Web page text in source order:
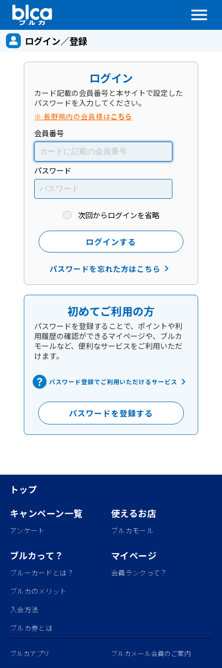
menu
ログイン／登録
ログイン
カード記載の会員番号と本サイトで設定した
パスワードを入力してください。
※ 長野県内の会員様はこちら
会員番号
パスワード
次回からログインを省略
ログインする
パスワードを忘れた方はこちら keyboard_arrow_right
初めてご利用の方
パスワードを登録することで、ポイントや利
用履歴の確認ができるマイページや、ブルカ
モールなど、便利なサービスをご利用いただ
けます。
パスワード登録でご利用いただけるサービス keyboard_arrow_right
パスワードを登録する
トップ
キャンペーン一覧
アンケート
使えるお店
ブルカモール
ブルカって？
ブルーカードとは？
ブルカのメリット
入会方法
ブルカ券とは
マイページ
会員ランクって？
ブルカアプリ ブルカメール会員のご案内